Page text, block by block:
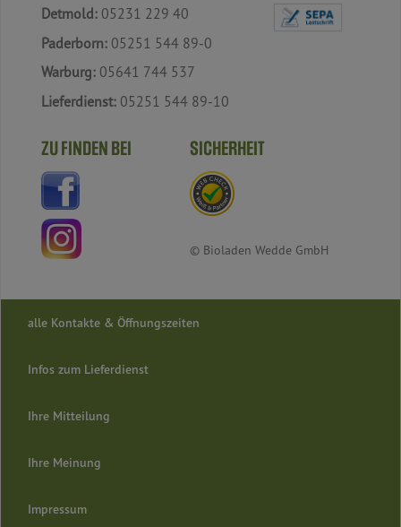
Detmold: 05231 229 40
Paderborn: 05251 544 89-0
Warburg: 05641 744 537
Lieferdienst: 05251 544 89-10
ZU FINDEN BEI SICHERHEIT
© Bioladen Wedde GmbH
alle Kontakte & Öffnungszeiten
Infos zum Lieferdienst
Ihre Mitteilung
Ihre Meinung
Impressum